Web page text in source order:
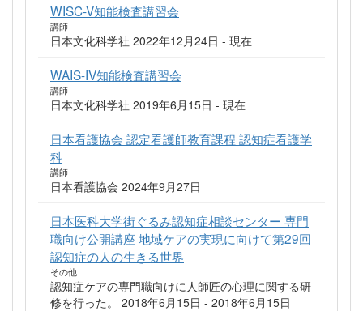
WISC-V知能検査講習会
講師
日本文化科学社 2022年12月24日 - 現在
WAIS-IV知能検査講習会
講師
日本文化科学社 2019年6月15日 - 現在
日本看護協会 認定看護師教育課程 認知症看護学
科
講師
日本看護協会 2024年9月27日
日本医科大学街ぐるみ認知症相談センター 専門
職向け公開講座 地域ケアの実現に向けて第29回
認知症の人の生きる世界
その他
認知症ケアの専門職向けに人師匠の心理に関する研
修を行った。 2018年6月15日 - 2018年6月15日